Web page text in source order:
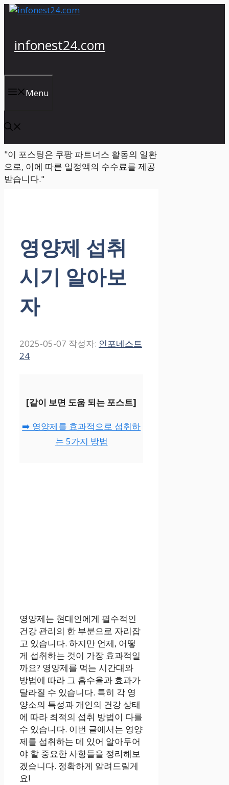
컨
기
infonest24.com
Menu
"이 포스팅은 쿠팡 파트너스 활동의 일환
으로, 이에 따른 일정액의 수수료를 제공
받습니다."
영양제 섭취
시기 알아보
자
2025-05-07 작성자: 인포네스트
24
[같이 보면 도움 되는 포스트]
➡️ 영양제를 효과적으로 섭취하
는 5가지 방법
영양제는 현대인에게 필수적인
건강 관리의 한 부분으로 자리잡
고 있습니다. 하지만 언제, 어떻
게 섭취하는 것이 가장 효과적일
까요? 영양제를 먹는 시간대와
방법에 따라 그 흡수율과 효과가
달라질 수 있습니다. 특히 각 영
양소의 특성과 개인의 건강 상태
에 따라 최적의 섭취 방법이 다를
수 있습니다. 이번 글에서는 영양
제를 섭취하는 데 있어 알아두어
야 할 중요한 사항들을 정리해보
겠습니다. 정확하게 알려드릴게
요!